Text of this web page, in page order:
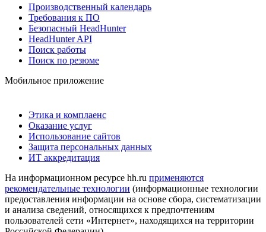
Производственный календарь
Требования к ПО
Безопасный HeadHunter
HeadHunter API
Поиск работы
Поиск по резюме
Мобильное приложение
Этика и комплаенс
Оказание услуг
Использование сайтов
Защита персональных данных
ИТ аккредитация
На информационном ресурсе hh.ru применяются
рекомендательные технологии (информационные технологии
предоставления информации на основе сбора, систематизации
и анализа сведений, относящихся к предпочтениям
пользователей сети «Интернет», находящихся на территории